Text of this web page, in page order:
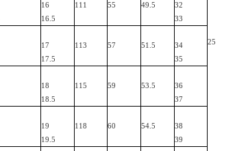
16
16.5
111 55 49.5
32
33
25
17
17.5
113 57 51.5
34
35
18
18.5
115 59 53.5
36
37
19
19.5
118 60 54.5
38
39